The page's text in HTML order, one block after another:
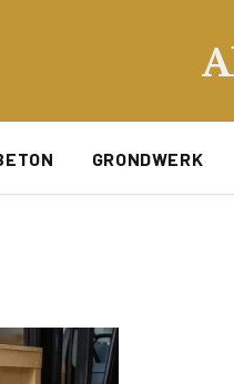
GRONDWERK